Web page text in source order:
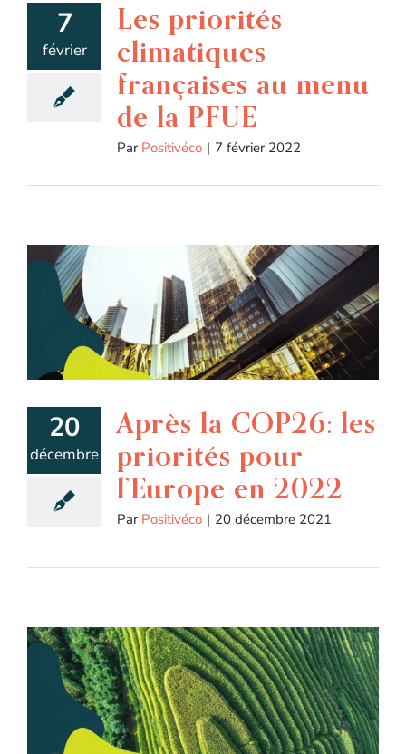
7
février
Les priorités
climatiques
françaises au menu
de la PFUE
Par Positivéco | 7 février 2022
20
décembre
Après la COP26: les
priorités pour
l’Europe en 2022
Par Positivéco | 20 décembre 2021